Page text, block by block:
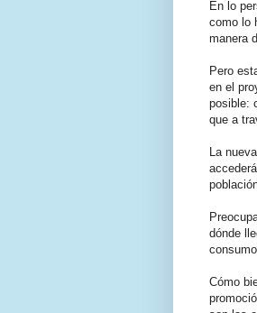
En lo
como lo
manera
Pero
en el
posible:
que a
La
dónde
Cómo